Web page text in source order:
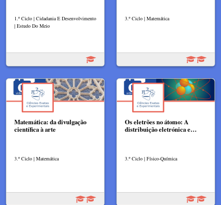
1.º Ciclo | Cidadania E Desenvolvimento
| Estudo Do Meio
3.º Ciclo | Matemática
Matemática: da divulgação
científica à arte
3.º Ciclo | Matemática
Os eletrões no átomo: A
distribuição eletrónica e…
3.º Ciclo | Físico-Química